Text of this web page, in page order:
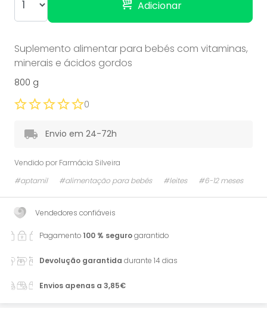
Adicionar
Suplemento alimentar para bebés com vitaminas,
minerais e ácidos gordos
800 g
0
Envio em 24-72h
Vendido por Farmácia Silveira
#aptamil
#alimentação para bebés #leites #6-12 meses
Vendedores confiáveis
Pagamento100 % segurogarantido
Devolução garantida durante 14 dias
Envios apenas a 3,85€